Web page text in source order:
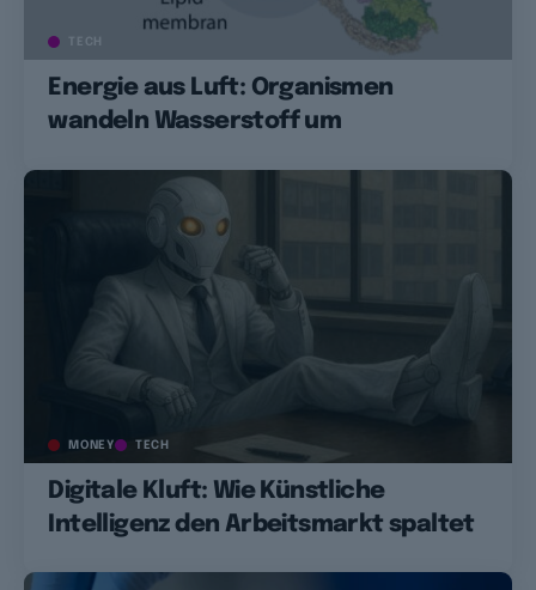
TECH
Energie aus Luft: Organismen
wandeln Wasserstoff um
MONEY TECH
Digitale Kluft: Wie Künstliche
Intelligenz den Arbeitsmarkt spaltet